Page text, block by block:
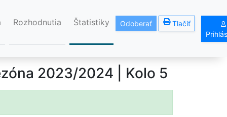
Rozhodnutia Štatistiky Odoberať
Tlačiť
2023/2024 | Kolo 5